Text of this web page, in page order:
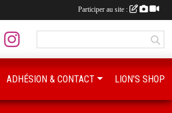
ADHÉSION & CONTACT LION'S SHOP
Participer au site :